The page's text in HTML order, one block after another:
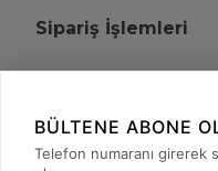
Sipariş İşlemleri
+90
BÜLTENE ABONE
Telefon numaranı girerek